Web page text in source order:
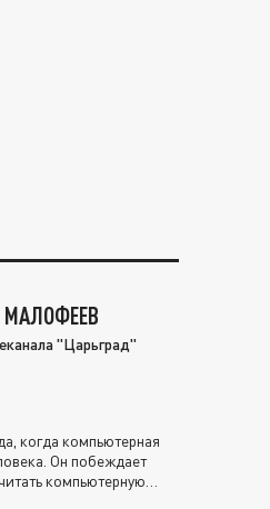
МАЛОФЕЕВ
"Царьград"
когда компьютерная
Он побеждает
компьютерную